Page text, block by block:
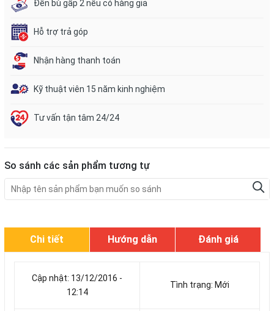
Đền bù gấp 2 nếu có hàng giả
Hỗ trợ trả góp
Nhận hàng thanh toán
Kỹ thuật viên 15 năm kinh nghiệm
Tư vấn tận tâm 24/24
So sánh các sản phẩm tương tự
Chi tiết Hướng dẫn Đánh giá
Cập nhật: 13/12/2016 -
12:14
Tình trạng: Mới